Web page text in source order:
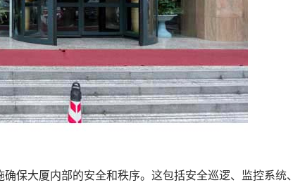
保大厦内部的安全和秩序。这包括安全巡逻、监控系统